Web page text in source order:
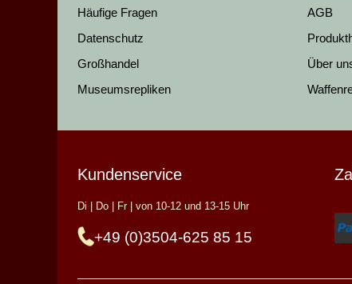
Häufige Fragen
Datenschutz
Großhandel
Museumsrepliken
AGB
Über
Kundenservice
Di | Do | Fr | von 10-12 und 13-15 Uhr
+49 (0)3504-625 85 15